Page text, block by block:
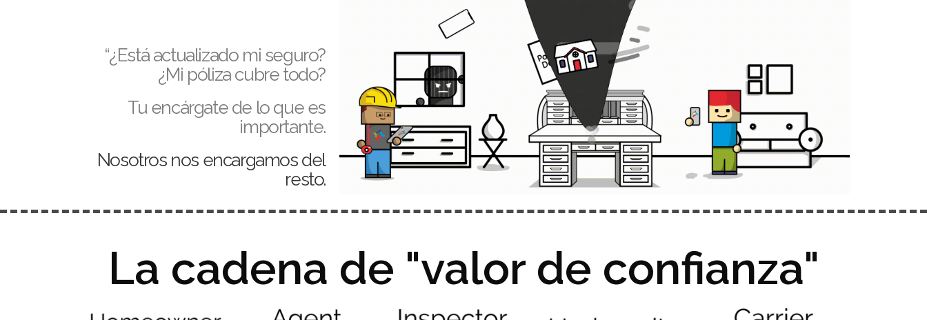
“¿Está actualizado mi seguro?
¿Mi póliza cubre todo?
Tu encárgate de lo que es
importante.
Nosotros nos encargamos del
resto.
La cadena de "valor de confianza"